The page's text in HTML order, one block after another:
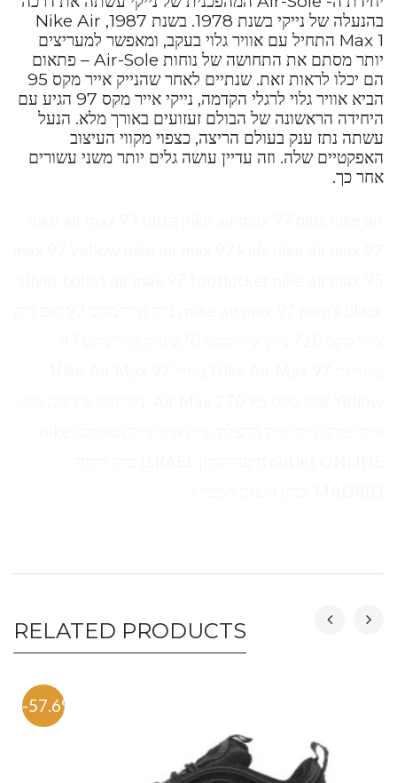
בהנעלה של נייקי בשנת 1978. בשנת 1987, Nike Air
Max 1 התחיל עם אוויר גלוי בעקב, ומאפשר למעריצים
יותר מסתם את התחושה של נוחות Air-Sole – פתאום
הם יכלו לראות זאת. שנתיים לאחר שהנייק אייר מקס 95
הביא אוויר גלוי לרגלי הקדמה, נייקי אייר מקס 97 הגיע עם
היחידה הראשונה של הבולם זעזועים באורך מלא. הנעל
עשתה נתז ענק בעולם הריצה, כצפוי מקווי העיצוב
האפקטיים שלה. וזה עדיין עושה גלים יותר משני עשורים
אחר כך.
RELATED PRODUCTS
-57.6%